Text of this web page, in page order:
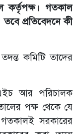
কর্তৃপক্ষ। গতকাল
তবে প্রতিবেদনে কী
কমিটি তাদের
আর পরিচালক
পক্ষ থেকে যে
সরকারের